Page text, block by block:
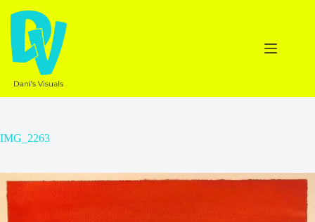
naar
inhoud
IMG_2263